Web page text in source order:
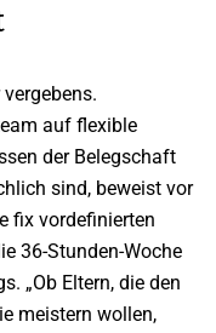
auf flexible
der Belegschaft
sind, beweist vor
fix vordefinierten
36-Stunden-Woche
„Ob Eltern, die den
meistern wollen,